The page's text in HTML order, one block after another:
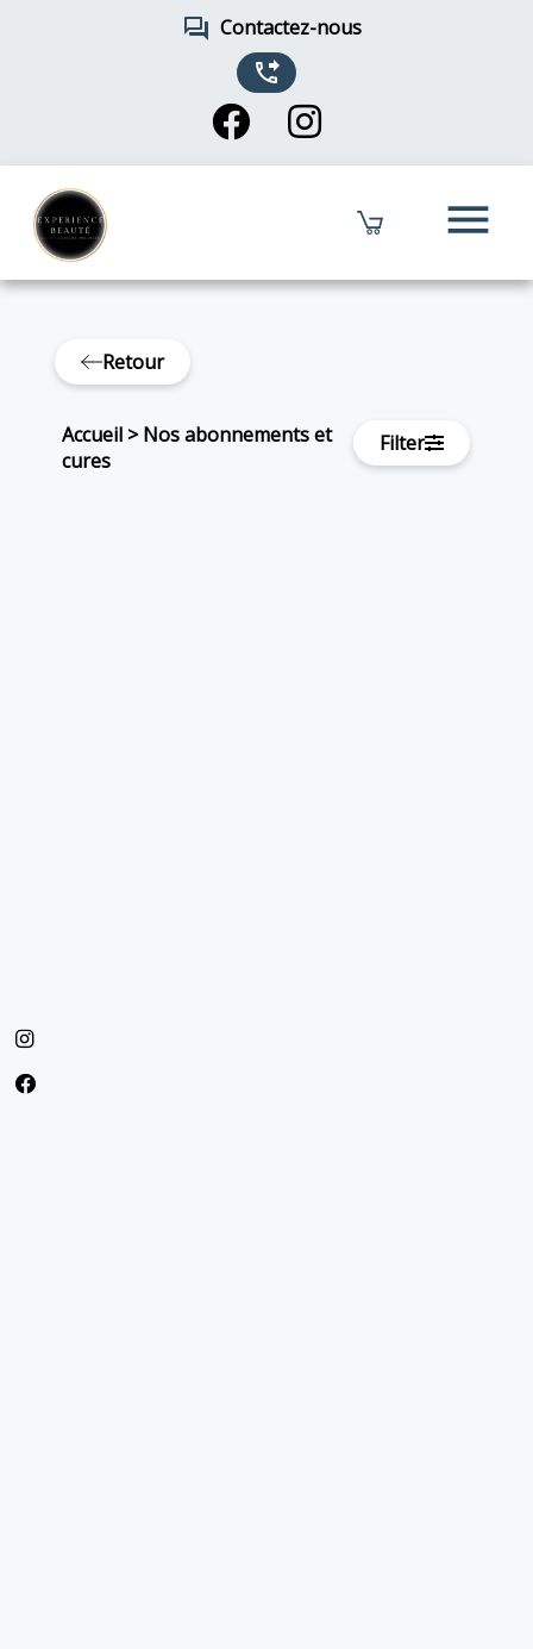
forum Contactez-nous
phone_forwarded
menu
Retour
Accueil >Nos abonnements et
cures
Filter